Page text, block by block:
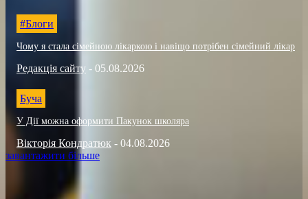
#Блоги
Чому я стала сімейною лікаркою і навіщо потрібен сімейний лікар
Редакція сайту - 05.08.2026
Буча
У Дії можна оформити Пакунок школяра
Вікторія Кондратюк - 04.08.2026
завантажити більше